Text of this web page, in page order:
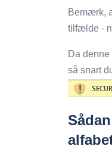
Bemærk,
tilfælde -
Da
så snart